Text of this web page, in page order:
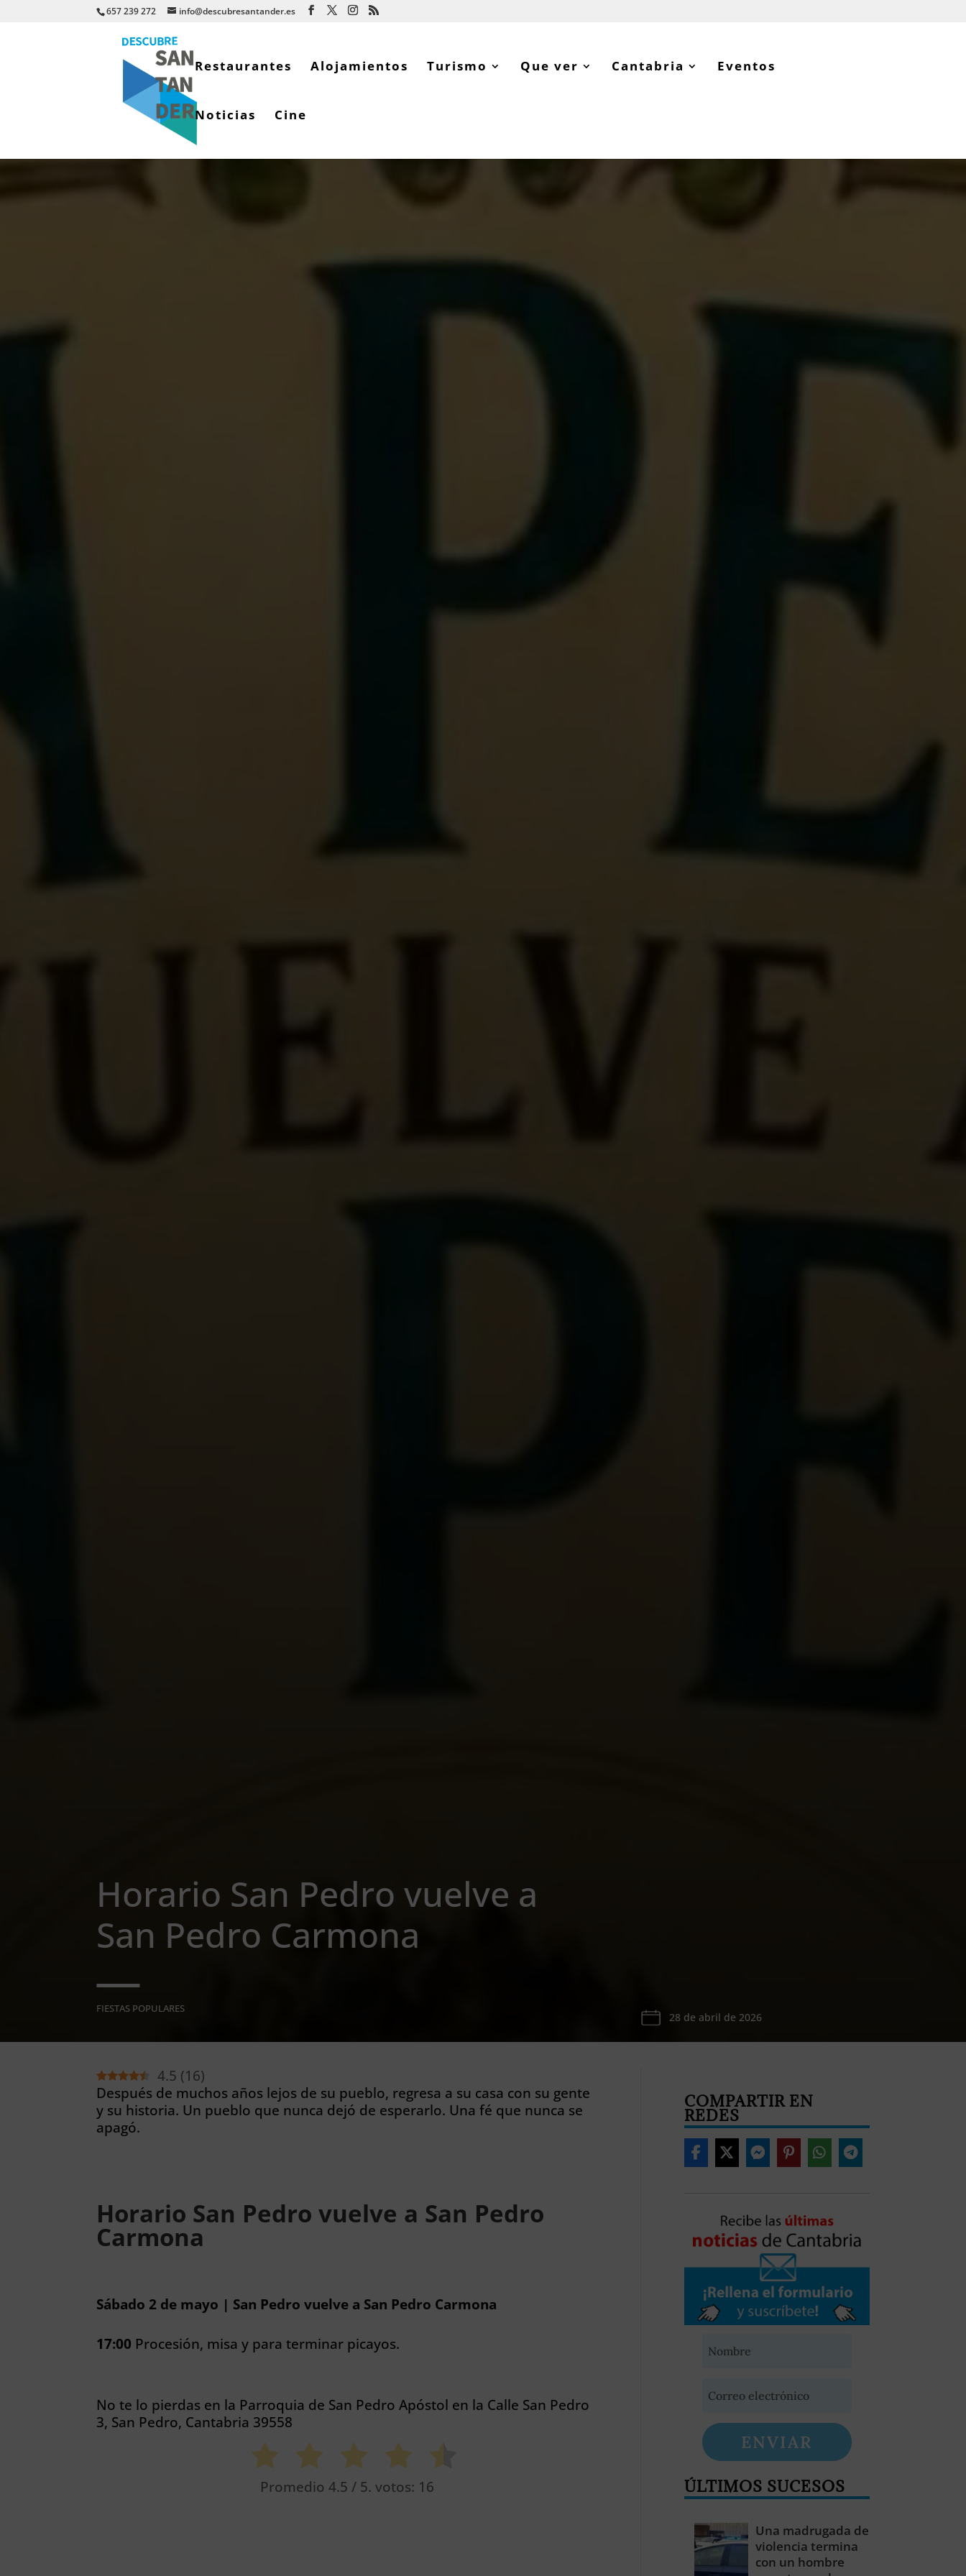
657 239 272 info@descubresantander.es
Restaurantes Alojamientos Turismo Que ver Cantabria Eventos
Noticias Cine
Horario San Pedro vuelve a
San Pedro Carmona
FIESTAS POPULARES
28 de abril de 2026
4.5 (16)
Después de muchos años lejos de su pueblo, regresa a su casa con su gente
y su historia. Un pueblo que nunca dejó de esperarlo. Una fé que nunca se
apagó.
Horario San Pedro vuelve a San Pedro
Carmona
Sábado 2 de mayo | San Pedro vuelve a San Pedro Carmona
17:00 Procesión, misa y para terminar picayos.
No te lo pierdas en la Parroquia de San Pedro Apóstol en la Calle San Pedro
3, San Pedro, Cantabria 39558
Promedio 4.5 / 5. votos: 16
COMPARTIR EN
REDES
ENVIAR
ÚLTIMOS SUCESOS
Una madrugada de
violencia termina
con un hombre